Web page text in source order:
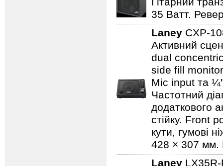
35 Ватт.
Laney CXP-
Активний
dual
side fill
Mic input та
Частотний
додаткового
стійку. Front
кути, гумові
428 × 307 мм.
Laney